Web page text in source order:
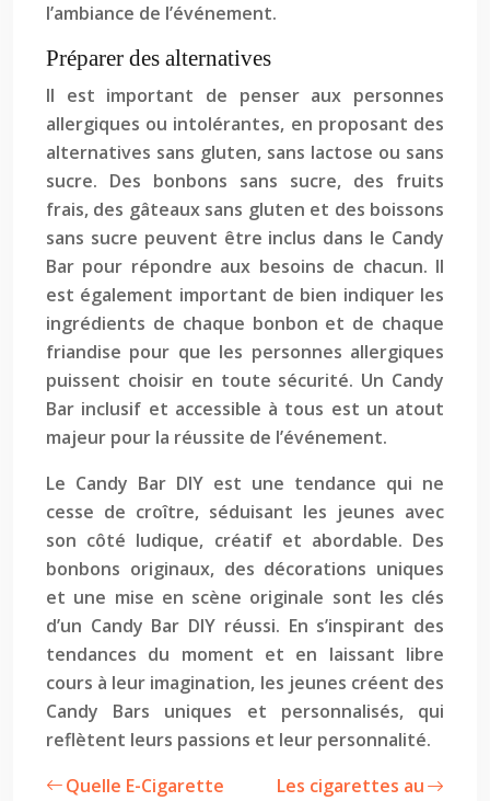
l’ambiance de l’événement.
Préparer des alternatives
Il est important de penser aux personnes
allergiques ou intolérantes, en proposant des
alternatives sans gluten, sans lactose ou sans
sucre. Des bonbons sans sucre, des fruits
frais, des gâteaux sans gluten et des boissons
sans sucre peuvent être inclus dans le Candy
Bar pour répondre aux besoins de chacun. Il
est également important de bien indiquer les
ingrédients de chaque bonbon et de chaque
friandise pour que les personnes allergiques
puissent choisir en toute sécurité. Un Candy
Bar inclusif et accessible à tous est un atout
majeur pour la réussite de l’événement.
Le Candy Bar DIY est une tendance qui ne
cesse de croître, séduisant les jeunes avec
son côté ludique, créatif et abordable. Des
bonbons originaux, des décorations uniques
et une mise en scène originale sont les clés
d’un Candy Bar DIY réussi. En s’inspirant des
tendances du moment et en laissant libre
cours à leur imagination, les jeunes créent des
Candy Bars uniques et personnalisés, qui
reflètent leurs passions et leur personnalité.
Quelle E-Cigarette
Les cigarettes au